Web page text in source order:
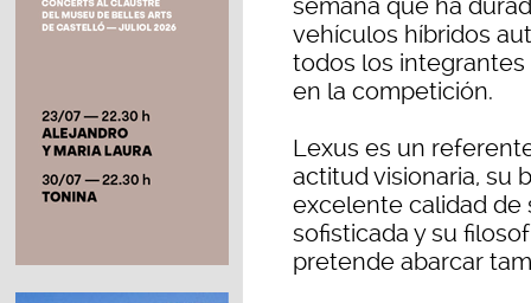
semana que ha
vehículos híbridos
todos los
en la competición.
Lexus es un
actitud visionaria, su
excelente calidad de
sofisticada y su
pretende abarcar